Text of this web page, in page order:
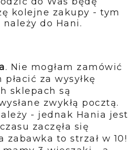
kolejne zakupy - tym
do Hani.
. Nie mogłam zamówić
za wysyłkę
sklepach są
zwykłą pocztą.
- jednak Hania jest
zaczęła się
to strzał w 10!